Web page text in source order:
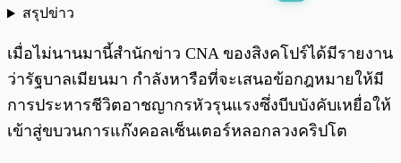
สรุปข่าว
เมื่อไม่นานมานี้สำนักข่าว CNA ของสิงคโปร์ได้มีรายงาน
ว่ารัฐบาลเมียนมา กำลังหารือที่จะเสนอข้อกฎหมายให้มี
การประหารชีวิตอาชญากรหัวรุนแรงซึ่งบีบบังคับเหยื่อให้
เข้าสู่ขบวนการแก๊งคอลเซ็นเตอร์หลอกลวงคริปโต